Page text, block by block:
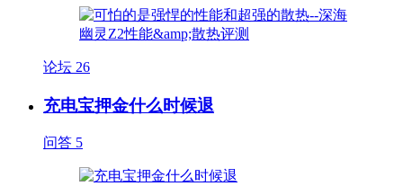
论坛 26
充电宝押金什么时候退
问答 5